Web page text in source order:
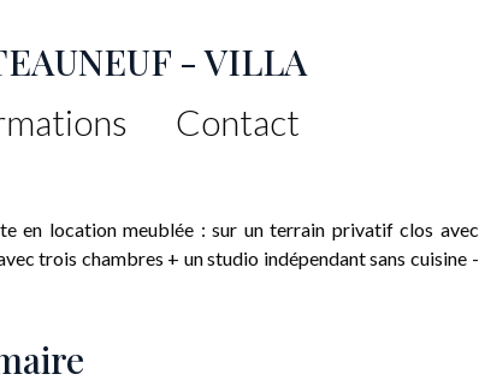
- VILLA
Contact
en location meublée : sur un terrain privatif clos avec
trois chambres + un studio indépendant sans cuisine -